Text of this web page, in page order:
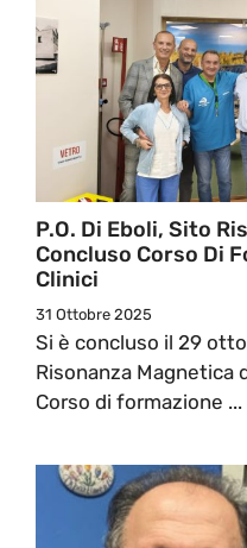
P.O. Di Eboli, Sito
Concluso Corso Di
Clinici
31 Ottobre 2025
Si è concluso il 29
Risonanza Magnetica
Corso di formazione ...